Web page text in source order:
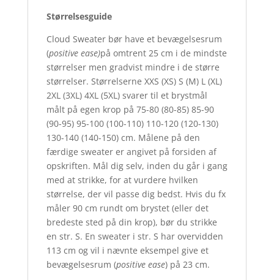
Størrelsesguide
Cloud Sweater bør have et bevægelsesrum
(positive ease)på omtrent 25 cm i de mindste
størrelser men gradvist mindre i de større
størrelser. Størrelserne XXS (XS) S (M) L (XL)
2XL (3XL) 4XL (5XL) svarer til et brystmål
målt på egen krop på 75-80 (80-85) 85-90
(90-95) 95-100 (100-110) 110-120 (120-130)
130-140 (140-150) cm. Målene på den
færdige sweater er angivet på forsiden af
opskriften. Mål dig selv, inden du går i gang
med at strikke, for at vurdere hvilken
størrelse, der vil passe dig bedst. Hvis du fx
måler 90 cm rundt om brystet (eller det
bredeste sted på din krop), bør du strikke
en str. S. En sweater i str. S har overvidden
113 cm og vil i nævnte eksempel give et
bevægelsesrum (positive ease) på 23 cm.